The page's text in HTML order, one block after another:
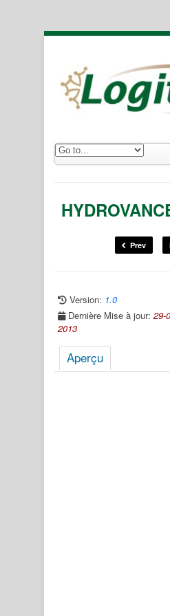
Prev
Version: 1.0
Dernière Mise à jour: 29-
2013
Aperçu